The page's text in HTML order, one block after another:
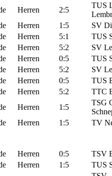
Herren 2:5
TUS
Herren 1:5
SV
Herren 5:1
TUS
Herren 5:2
SV
Herren 0:5
TUS
Herren 5:2
SV
Herren 0:5
TUS
Herren 5:2
TTC
Herren 1:5
TSG
Herren 1:5
TV
Herren 0:5
TSV
Herren 1:5
TUS